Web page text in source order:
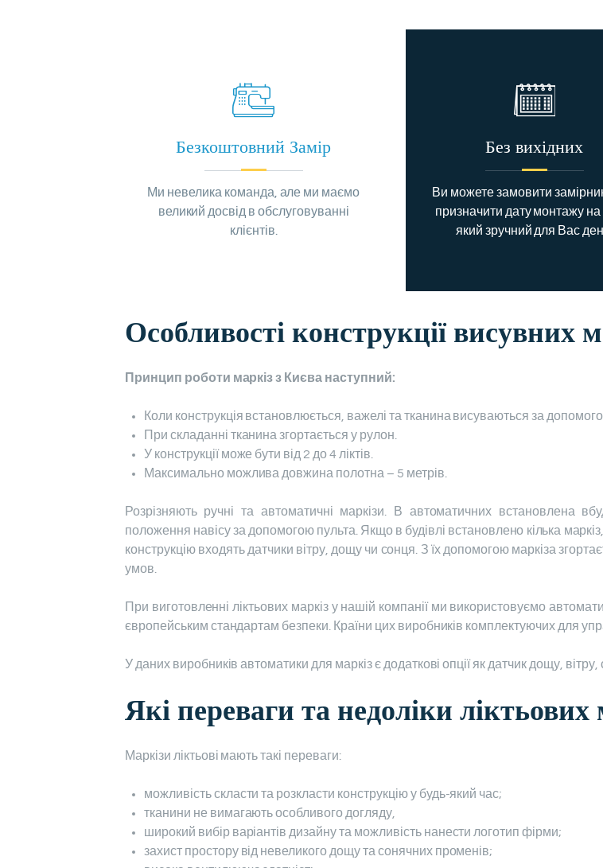
Безкоштовний Замір
Ми невелика команда, але ми маємо
великий досвід в обслуговуванні
клієнтів.
Без вихідних
Ви можете замовити
призначити дату монтажу на
який зручний для Вас
Особливості конструкції висувних
Принцип роботи маркіз з Києва наступний:
Коли конструкція встановлюється, важелі та тканина висуваються за
При складанні тканина згортається у рулон.
У конструкції може бути від 2 до 4 ліктів.
Максимально можлива довжина полотна – 5 метрів.
Розрізняють ручні та автоматичні маркізи. В автоматичних встановлена
положення навісу за допомогою пульта. Якщо в будівлі встановлено кілька
конструкцію входять датчики вітру, дощу чи сонця. З їх допомогою маркіза
умов.
При виготовленні ліктьових маркіз у нашій компанії ми використовуємо
європейським стандартам безпеки. Країни цих виробників комплектуючих для
У даних виробників автоматики для маркіз є додаткові опції як датчик дощу, вітру,
Які переваги та недоліки ліктьових
Маркізи ліктьові мають такі переваги:
можливість скласти та розкласти конструкцію у будь-який час;
тканини не вимагають особливого догляду,
широкий вибір варіантів дизайну та можливість нанести логотип фірми;
захист простору від невеликого дощу та сонячних променів;